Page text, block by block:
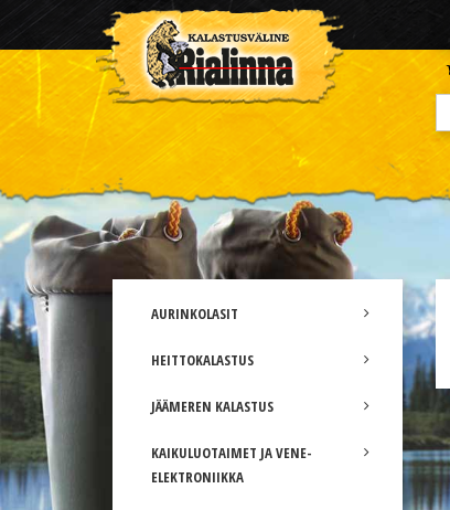
AURINKOLASIT
HEITTOKALASTUS
JÄÄMEREN KALASTUS
KAIKULUOTAIMET JA VENE-
ELEKTRONIIKKA